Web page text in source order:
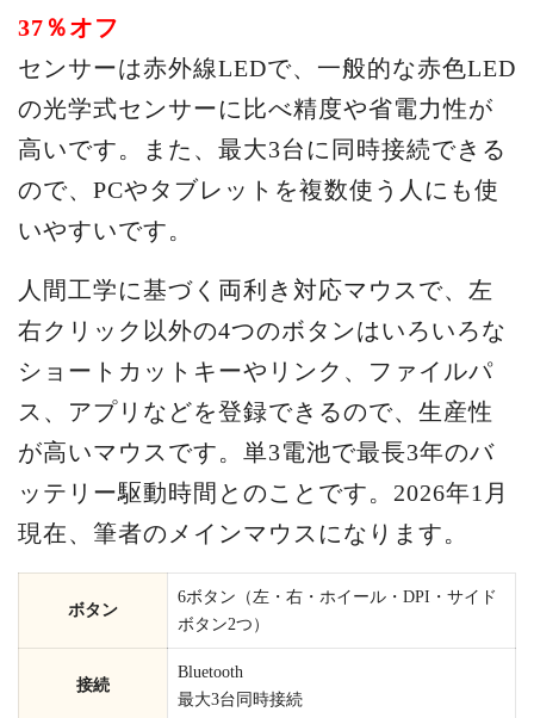
37％オフ
センサーは赤外線LEDで、一般的な赤色LED
の光学式センサーに比べ精度や省電力性が
高いです。また、最大3台に同時接続できる
ので、PCやタブレットを複数使う人にも使
いやすいです。
人間工学に基づく両利き対応マウスで、左
右クリック以外の4つのボタンはいろいろな
ショートカットキーやリンク、ファイルパ
ス、アプリなどを登録できるので、生産性
が高いマウスです。単3電池で最長3年のバ
ッテリー駆動時間とのことです。2026年1月
現在、筆者のメインマウスになります。
ボタン
6ボタン（左・右・ホイール・DPI・サイド
ボタン2つ）
接続
Bluetooth
最大3台同時接続